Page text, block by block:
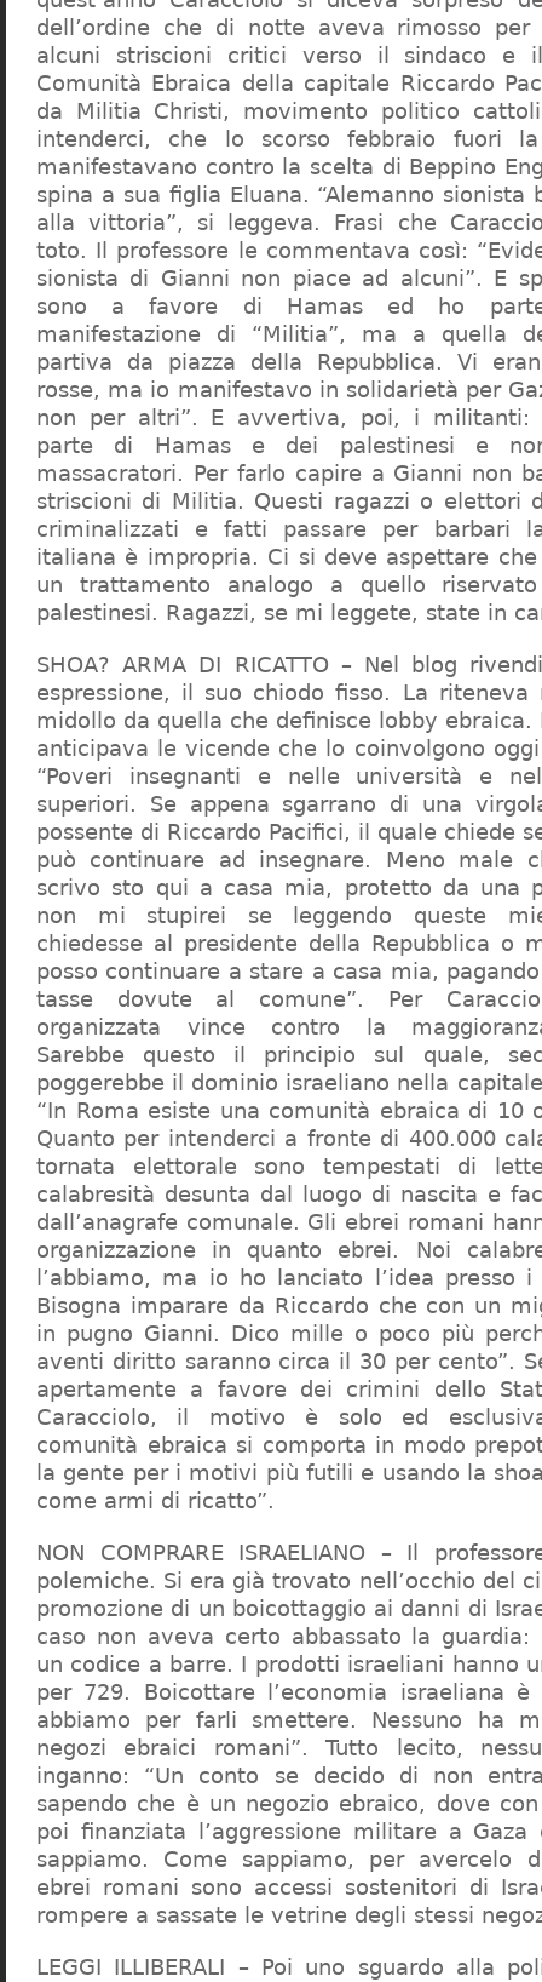
dell’ordine che di notte aveva rimosso
alcuni striscioni critici verso il sindaco e
Comunità Ebraica della capitale Riccardo
da Militia Christi, movimento politico
intenderci, che lo scorso febbraio fuori
manifestavano contro la scelta di Beppino
spina a sua figlia Eluana. “Alemanno sionista
alla vittoria”, si leggeva. Frasi che
toto. Il professore le commentava così:
sionista di Gianni non piace ad alcuni”. E
sono a favore di Hamas ed ho
manifestazione di “Militia”, ma a quella
partiva da piazza della Repubblica. Vi
rosse, ma io manifestavo in solidarietà per
non per altri”. E avvertiva, poi, i militanti:
parte di Hamas e dei palestinesi e
massacratori. Per farlo capire a Gianni non
striscioni di Militia. Questi ragazzi o elettori
criminalizzati e fatti passare per barbari
italiana è impropria. Ci si deve aspettare
un trattamento analogo a quello
palestinesi. Ragazzi, se mi leggete, state in
SHOA? ARMA DI RICATTO – Nel blog
espressione, il suo chiodo fisso. La
midollo da quella che definisce lobby ebraica.
anticipava le vicende che lo coinvolgono
“Poveri insegnanti e nelle università e
superiori. Se appena sgarrano di una
possente di Riccardo Pacifici, il quale chiede
può continuare ad insegnare. Meno male
scrivo sto qui a casa mia, protetto da una
non mi stupirei se leggendo queste
chiedesse al presidente della Repubblica o
posso continuare a stare a casa mia,
tasse dovute al comune”. Per
organizzata vince contro la
Sarebbe questo il principio sul quale,
poggerebbe il dominio israeliano nella
“In Roma esiste una comunità ebraica di 10
Quanto per intenderci a fronte di 400.000
tornata elettorale sono tempestati di
calabresità desunta dal luogo di nascita e
dall’anagrafe comunale. Gli ebrei romani
organizzazione in quanto ebrei. Noi
l’abbiamo, ma io ho lanciato l’idea presso
Bisogna imparare da Riccardo che con un
in pugno Gianni. Dico mille o poco più
aventi diritto saranno circa il 30 per cento”.
apertamente a favore dei crimini dello
Caracciolo, il motivo è solo ed
comunità ebraica si comporta in modo
la gente per i motivi più futili e usando la
come armi di ricatto”.
NON COMPRARE ISRAELIANO – Il
polemiche. Si era già trovato nell’occhio del
promozione di un boicottaggio ai danni di
caso non aveva certo abbassato la guardia:
un codice a barre. I prodotti israeliani hanno
per 729. Boicottare l’economia israeliana è
abbiamo per farli smettere. Nessuno ha
negozi ebraici romani”. Tutto lecito,
inganno: “Un conto se decido di non
sapendo che è un negozio ebraico, dove
poi finanziata l’aggressione militare a
sappiamo. Come sappiamo, per avercelo
ebrei romani sono accessi sostenitori di
rompere a sassate le vetrine degli stessi
LEGGI ILLIBERALI – Poi uno sguardo alla